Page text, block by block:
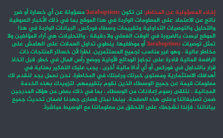
إخلاء المسؤولية عن المخاطر: لن تكون3araboptionsمسؤولة عن أي خسارة أو ضرر
ناتج عن الاعتماد على المعلومات الواردة في هذا الموقع بما في ذلك الأخبار السوقية
والتحليل والتوصيات التداولية وتقييمات وسطاء فوركس. البيانات الواردة في هذا
الموقع ليست بالضرورة في الوقت الفعلي ولا دقيقة ، والتحليلات هي آراء المؤلفين ولا
تمثل توصيات3araboptionsأو موظفيها. ينطوي تداول العملات على الهامش على
مخاطر عالية ، وهو غير مناسب لجميع المستثمرين. نظرًا لأن خسائر المنتجات ذات
الرافعة المالية قادرة على تجاوز الودائع الأولية ووضع رأس المال في خطر. قبل اتخاذ
قرار بالتداول في فوركس أو أي أداة مالية أخرى ، يجب عليك التفكير بعناية في
أهدافك الاستثمارية ومستوى خبرتك ورغبتك في المخاطرة. نحن نعمل بجد لنقدم لك
معلومات قيمة عن جميع الوسطاء الذين نقوم بتقييمهم. لتزويدك بهذه الخدمة
المجانية ، نتلقى رسوم إعلانات من الوسطاء ، بما في ذلك بعض من هؤلاء المدرجين
ضمن تصنيفاتنا وعلى هذه الصفحة. بينما نبذل قصارى جهدنا لضمان تحديث جميع
بياناتنا ، فإننا نشجعك على التحقق من معلوماتنا مع الوسيط مباشرةً.